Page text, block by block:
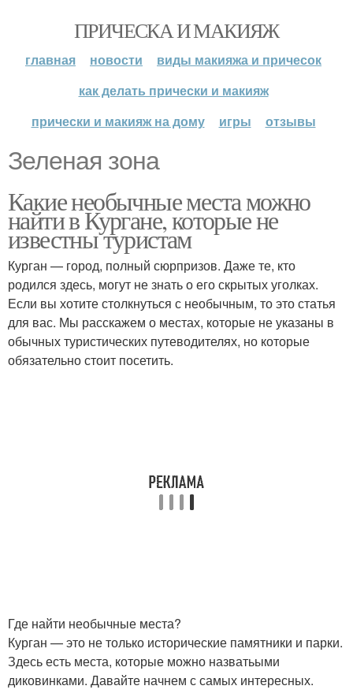
ПРИЧЕСКА И МАКИЯЖ
главная новости
виды макияжа и причесок
как делать прически и макияж
прически и макияж на дому
игры отзывы
Зеленая зона
Какие необычные места можно
найти в Кургане, которые не
известны туристам
Курган — город, полный сюрпризов. Даже те, кто
родился здесь, могут не знать о его скрытых уголках.
Если вы хотите столкнуться с необычным, то это статья
для вас. Мы расскажем о местах, которые не указаны в
обычных туристических путеводителях, но которые
обязательно стоит посетить.
Где найти необычные места?
Курган — это не только исторические памятники и парки.
Здесь есть места, которые можно назватьыми
диковинками. Давайте начнем с самых интересных.